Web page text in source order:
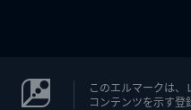
このエルマークは、
コンテンツを示す登